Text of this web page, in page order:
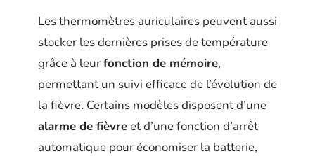
Les thermomètres auriculaires peuvent aussi
stocker les dernières prises de température
grâce à leurfonction de mémoire,
permettant un suivi efficace de l’évolution de
la fièvre. Certains modèles disposent d’une
alarme de fièvreet d’une fonction d’arrêt
automatique pour économiser la batterie,